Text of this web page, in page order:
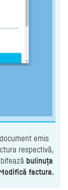
emis
respectivă,
bulinuța
factura.